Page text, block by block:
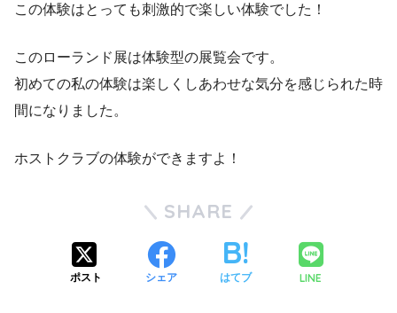
この体験はとっても刺激的で楽しい体験でした！
このローランド展は体験型の展覧会です。
初めての私の体験は楽しくしあわせな気分を感じられた時
間になりました。
ホストクラブの体験ができますよ！
SHARE
ポスト シェア はてブ LINE